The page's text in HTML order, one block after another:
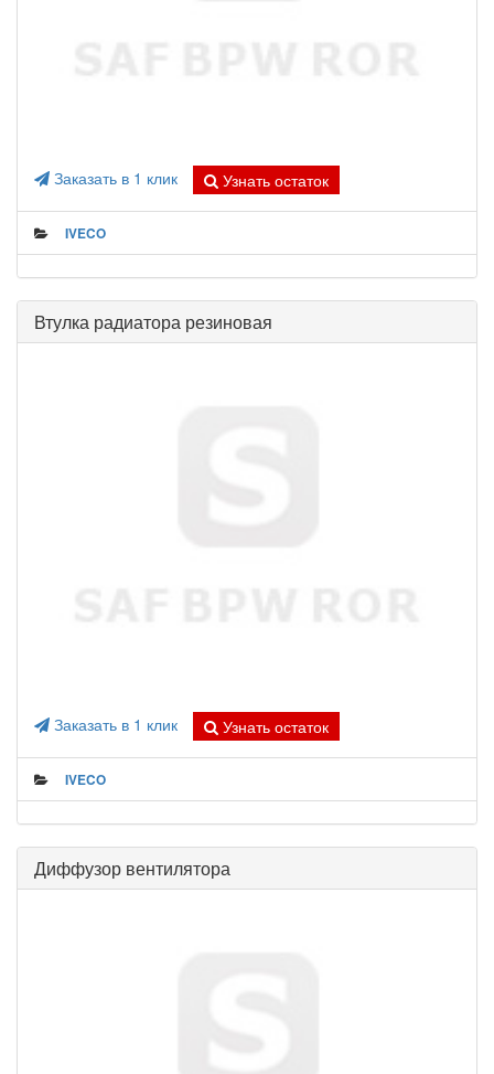
Заказать в 1 клик Узнать остаток
IVECO
Втулка радиатора резиновая
Заказать в 1 клик Узнать остаток
IVECO
Диффузор вентилятора